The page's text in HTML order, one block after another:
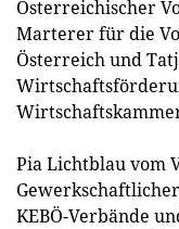
Österreichischer
Marterer für die
Österreich und
Pia Lichtblau vom
KEBÖ-Verbände